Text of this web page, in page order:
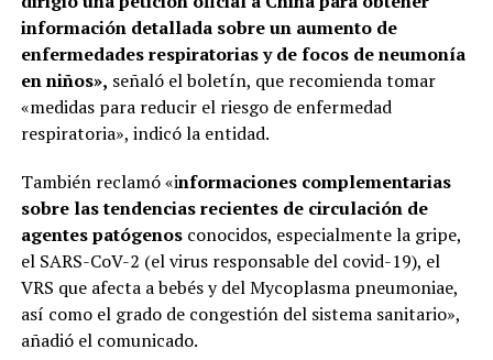
información detallada sobre un aumento de
enfermedades respiratorias y de focos de neumonía
en niños», señaló el boletín, que recomienda tomar
«medidas para reducir el riesgo de enfermedad
respiratoria», indicó la entidad.
También reclamó «informaciones complementarias
sobre las tendencias recientes de circulación de
agentes patógenosconocidos, especialmente la gripe,
el SARS-CoV-2 (el virus responsable del covid-19), el
VRS que afecta a bebés y del Mycoplasma pneumoniae,
así como el grado de congestión del sistema sanitario»,
añadió el comunicado.